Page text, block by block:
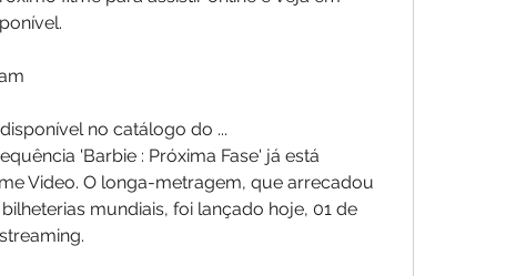
no catálogo do ...
'Barbie : Próxima Fase' já está
Video. O longa-metragem, que arrecadou
mundiais, foi lançado hoje, 01 de